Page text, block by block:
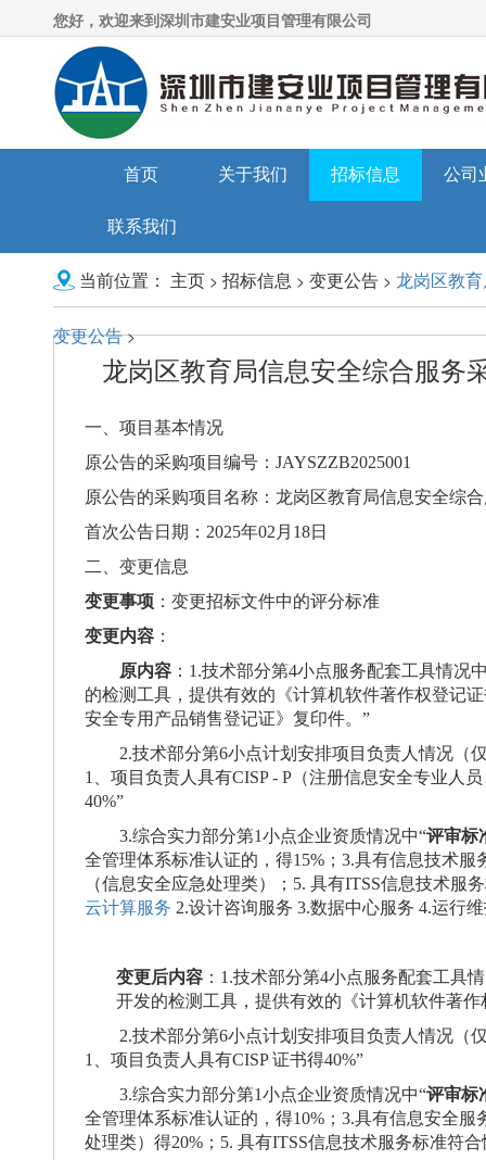
您好，欢迎来到深圳市建安业项目管理有限公司
首页 关于我们 招标信息 公司
联系我们
当前位置： 主页 > 招标信息 > 变更公告 > 龙岗区教
变更公告>
龙岗区教育局信息安全综合服务
一、项目基本情况
原公告的采购项目编号： JAYSZZB2025001
原公告的采购项目名称：龙岗区教育局信息安全综
首次公告日期： 2025年02月18日
二、变更信息
变更事项 ：变更招标文件中的评分标准
变更内容 ：
原内容 ： 1.技术部分第4小点服务配套工具情况
的检测工具，提供有效的《计算机软件著作权登记
安全专用产品销售登记证》复印件。 ”
2.技术部分第6小点计划安排项目负责人情况（
1、项目负责人具有CISP - P（注册信息安全专业人
40%”
3.综合实力部分第1小点企业资质情况中“评审标
全管理体系标准认证的，得15%； 3.具有信息技术服
（信息安全应急处理类）；5. 具有ITSS信息技术服
云计算服务 2.设计咨询服务 3.数据中心服务 4.运行
变更后内容 ： 1.技术部分第4小点服务配套工具
开发的检测工具，提供有效的《计算机软件著
2.技术部分第6小点计划安排项目负责人情况（
1、项目负责人具有CISP 证书得40%”
3.综合实力部分第1小点企业资质情况中“评审标
全管理体系标准认证的，得10%； 3.具有信息安全服
处理类）得20%；5. 具有ITSS信息技术服务标准符